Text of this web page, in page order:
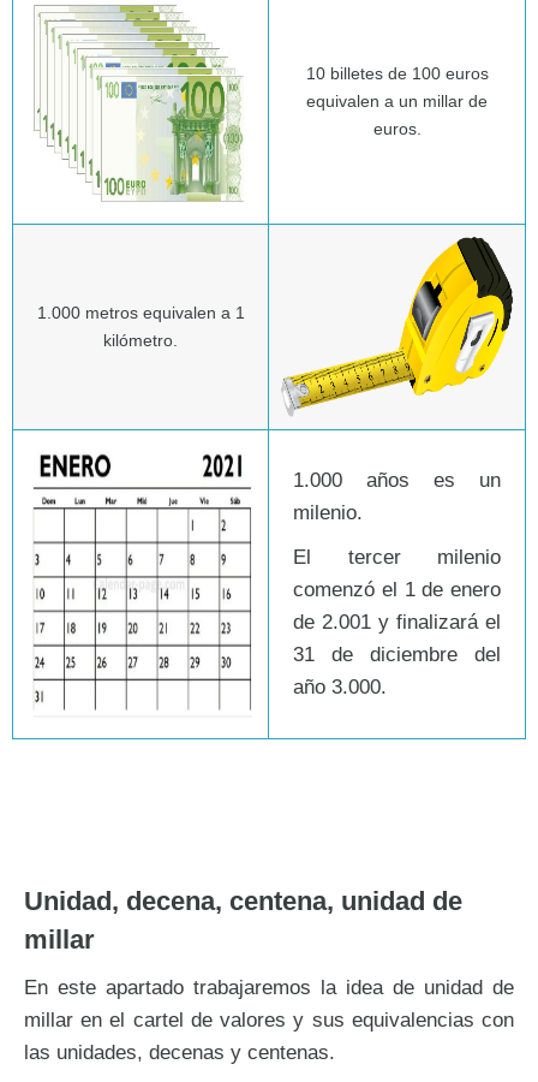
10 billetes de 100 euros
equivalen a un millar de
euros.
1.000 metros equivalen a 1
kilómetro.
1.000 años es un
milenio.
El tercer milenio
comenzó el 1 de enero
de 2.001 y finalizará el
31 de diciembre del
año 3.000.
Unidad, decena, centena, unidad de
millar
En este apartado trabajaremos la idea de unidad de
millar en el cartel de valores y sus equivalencias con
las unidades, decenas y centenas.